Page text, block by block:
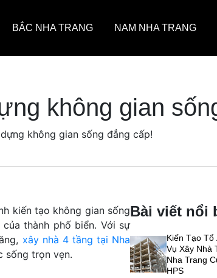
BẮC NHA TRANG NAM NHA TRANG
không gian
không gian sống đẳng cấp!
kiến tạo không gian sống
thành phố biển. Với sự
xây nhà 4 tầng tại Nha
sống trọn vẹn.
Bài viết nổi
Kiến Tạo Tổ
Vụ Xây Nhà
Nha Trang
HPS